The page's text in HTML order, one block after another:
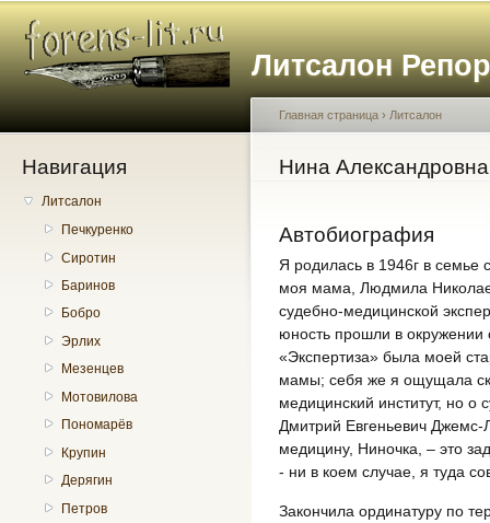
Литсалон
Навигация
Литсалон
Печкуренко
Сиротин
Баринов
Бобро
Эрлих
Мезенцев
Мотовилова
Пономарёв
Крупин
Дерягин
Петров
Вы здесь
Главная страница › Литсалон
Нина
Автобиография
Я родилась в 1946г в семье
моя мама, Людмила
судебно-медицинской
юность прошли в окружении
«Экспертиза» была моей
мамы; себя же я ощущала
медицинский институт, но
Дмитрий Евгеньевич
медицину, Ниночка, – это
- ни в коем случае, я туда
Закончила ординатуру по